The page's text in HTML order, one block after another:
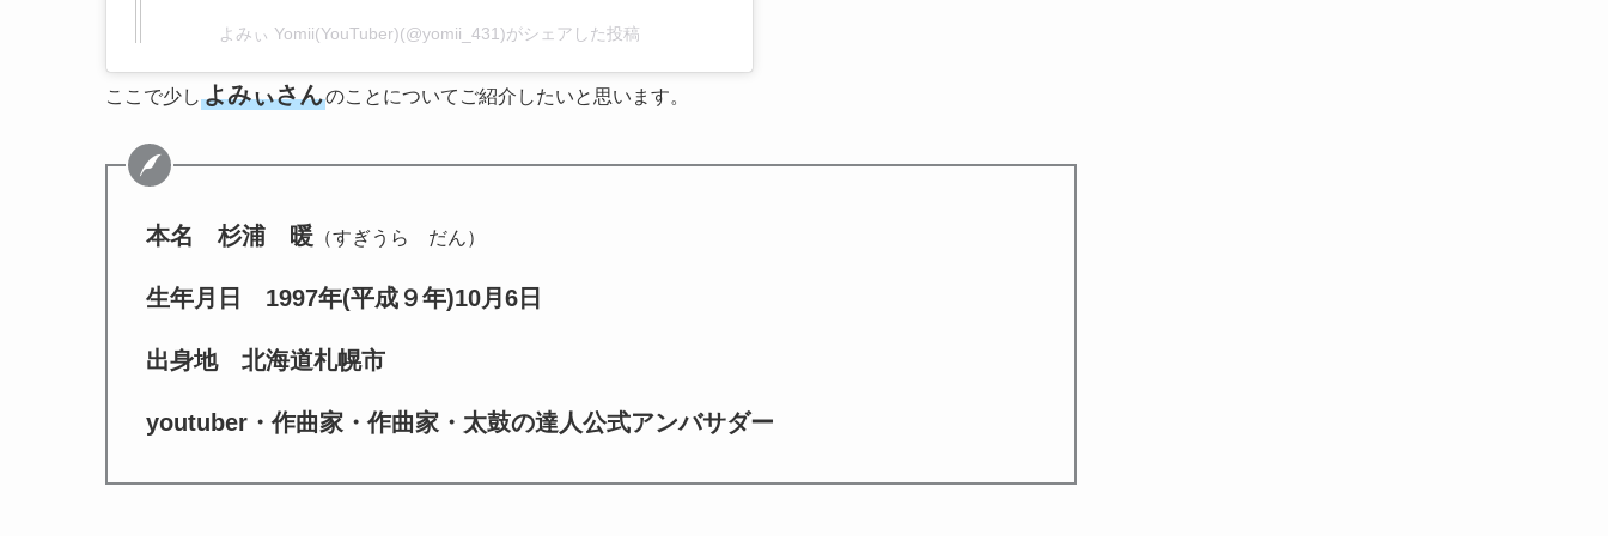
よみぃ Yomii(YouTuber)(@yomii_431)がシェアした投稿
ここで少し よみぃさんのことについてご紹介したいと思います。
本名 杉浦 暖 （すぎうら だん）
生年月日 1997年(平成９年)10月6日
出身地 北海道札幌市
youtuber・作曲家・作曲家・太鼓の達人公式アンバサダー